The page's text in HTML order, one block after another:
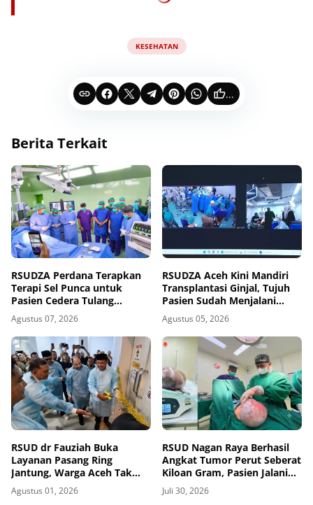
KESEHATAN
...
Berita Terkait
RSUDZA Perdana Terapkan
Terapi Sel Punca untuk
Pasien Cedera Tulang
Belakang
Agustus 07, 2026
RSUDZA Aceh Kini Mandiri
Transplantasi Ginjal, Tujuh
Pasien Sudah Menjalani
Operasi
Agustus 05, 2026
RSUD dr Fauziah Buka
Layanan Pasang Ring
Jantung, Warga Aceh Tak
Perlu Lagi Dirujuk ke Luar
Daerah
Agustus 01, 2026
RSUD Nagan Raya Berhasil
Angkat Tumor Perut Seberat
Kiloan Gram, Pasien Jalani
Pemulihan
Juli 30, 2026